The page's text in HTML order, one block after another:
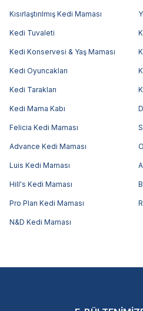
Kısırlaştırılmış Kedi Maması
Kedi Tuvaleti
Kedi Konservesi & Yaş Maması
Kedi Oyuncakları
Kedi Tarakları
Kedi Mama Kabı
Felicia Kedi Maması
Advance Kedi Maması
Luis Kedi Maması
Hill's Kedi Maması
Pro Plan Kedi Maması
N&D Kedi Maması